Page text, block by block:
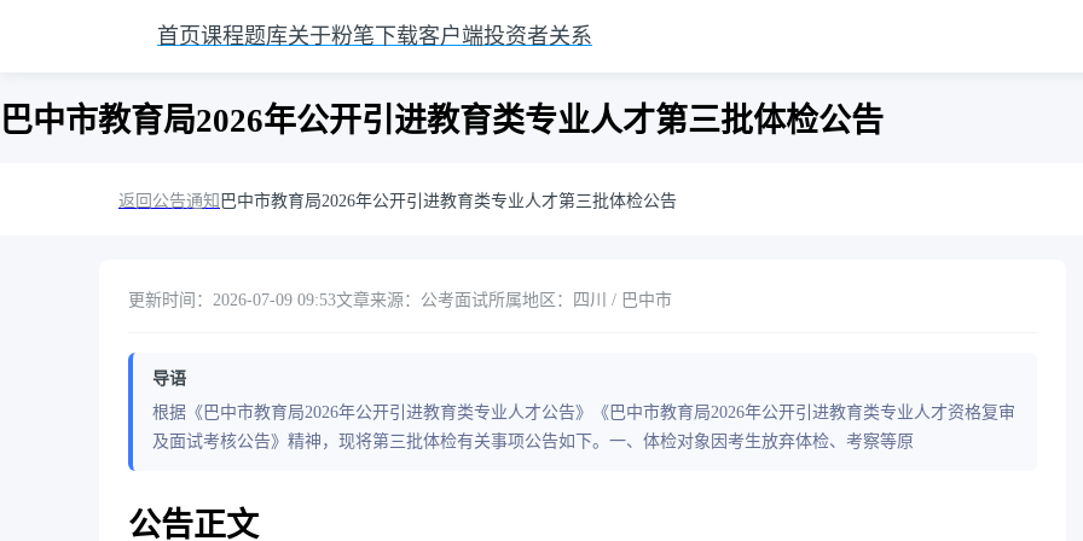
首页课程题库关于粉笔 下载客户端投资者关系
巴中市教育局2026年公开引进教育类专业人才第三批体检公告
返回公告通知 巴中市教育局2026年公开引进教育类专业人才第三批体检公告
更新时间：2026-07-09 09:53文章来源：公考面试所属地区：四川 / 巴中市
导语
根据《巴中市教育局2026年公开引进教育类专业人才公告》《巴中市教育局2026年公开引进教育类专业人才资格复审
及面试考核公告》精神，现将第三批体检有关事项公告如下。一、体检对象因考生放弃体检、考察等原
公告正文